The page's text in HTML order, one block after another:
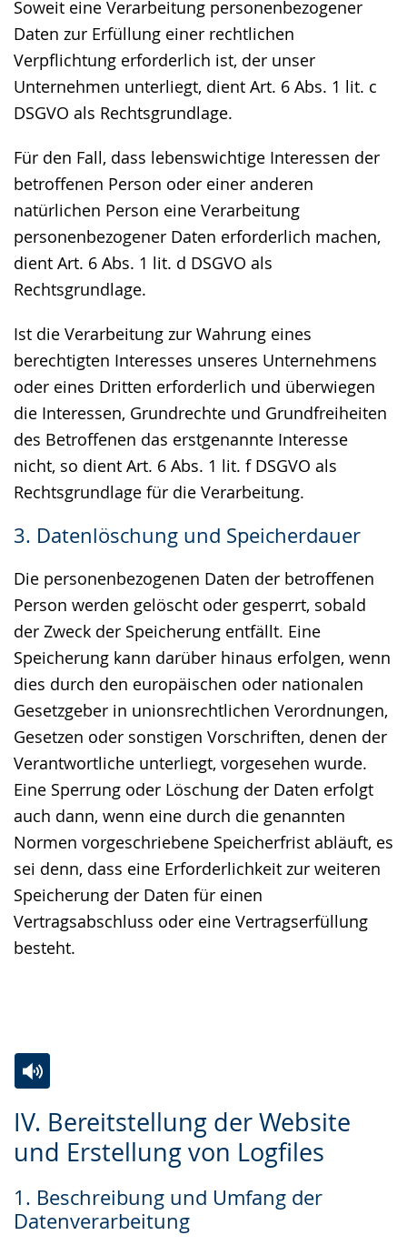
Soweit eine Verarbeitung personenbezogener
Daten zur Erfüllung einer rechtlichen
Verpflichtung erforderlich ist, der unser
Unternehmen unterliegt, dient Art. 6 Abs. 1 lit. c
DSGVO als Rechtsgrundlage.
Für den Fall, dass lebenswichtige Interessen der
betroffenen Person oder einer anderen
natürlichen Person eine Verarbeitung
personenbezogener Daten erforderlich machen,
dient Art. 6 Abs. 1 lit. d DSGVO als
Rechtsgrundlage.
Ist die Verarbeitung zur Wahrung eines
berechtigten Interesses unseres Unternehmens
oder eines Dritten erforderlich und überwiegen
die Interessen, Grundrechte und Grundfreiheiten
des Betroffenen das erstgenannte Interesse
nicht, so dient Art. 6 Abs. 1 lit. f DSGVO als
Rechtsgrundlage für die Verarbeitung.
3. Datenlöschung und Speicherdauer
Die personenbezogenen Daten der betroffenen
Person werden gelöscht oder gesperrt, sobald
der Zweck der Speicherung entfällt. Eine
Speicherung kann darüber hinaus erfolgen, wenn
dies durch den europäischen oder nationalen
Gesetzgeber in unionsrechtlichen Verordnungen,
Gesetzen oder sonstigen Vorschriften, denen der
Verantwortliche unterliegt, vorgesehen wurde.
Eine Sperrung oder Löschung der Daten erfolgt
auch dann, wenn eine durch die genannten
Normen vorgeschriebene Speicherfrist abläuft, es
sei denn, dass eine Erforderlichkeit zur weiteren
Speicherung der Daten für einen
Vertragsabschluss oder eine Vertragserfüllung
besteht.
IV. Bereitstellung der Website
und Erstellung von Logfiles
1. Beschreibung und Umfang der
Datenverarbeitung
Leichten
Sprache
Audio-
Unterstützung.
Video
in
Gebärdensprache
wird